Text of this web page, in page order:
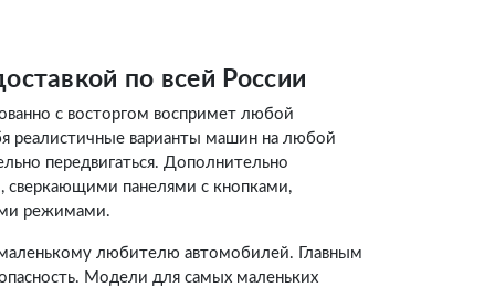
по всей России
с восторгом воспримет любой
реалистичные варианты машин на любой
передвигаться. Дополнительно
панелями с кнопками,
режимами.
любителю автомобилей. Главным
Модели для самых маленьких